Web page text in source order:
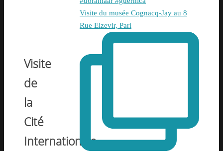
Visite
de
la
Cité
Internationale
Visite du musée Cognacq-Jay au 8
Rue Elzevir, Pari